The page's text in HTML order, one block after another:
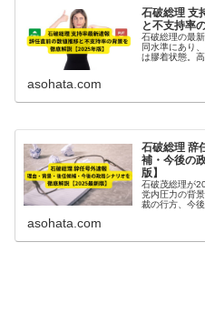
石破総理 支
と不支持率
石破総理の最
同水準にあり
は膠着状態。
asohata.com
石破総理 辞
補・今後の
版】
石破茂総理が
党内圧力の背
裁の行方、今
asohata.com